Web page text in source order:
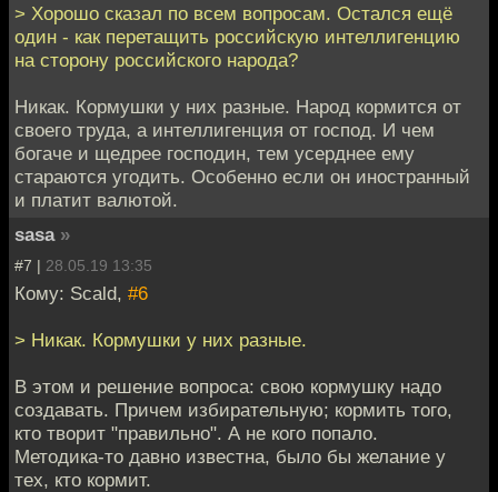
> Хорошо сказал по всем вопросам. Остался ещё
один - как перетащить российскую интеллигенцию
на сторону российского народа?
Никак. Кормушки у них разные. Народ кормится от
своего труда, а интеллигенция от господ. И чем
богаче и щедрее господин, тем усерднее ему
стараются угодить. Особенно если он иностранный
и платит валютой.
sasa »
#7 | 28.05.19 13:35
Кому: Scald, #6
> Никак. Кормушки у них разные.
В этом и решение вопроса: свою кормушку надо
создавать. Причем избирательную; кормить того,
кто творит "правильно". А не кого попало.
Методика-то давно известна, было бы желание у
тех, кто кормит.